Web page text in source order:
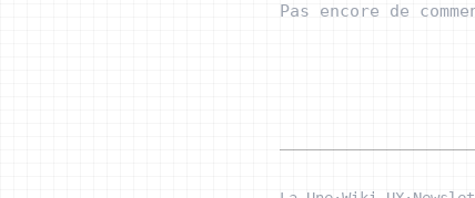
Pas encore de